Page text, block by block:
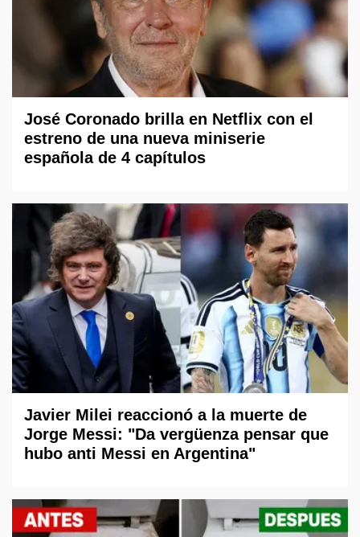
José Coronado brilla en Netflix con el
estreno de una nueva miniserie
española de 4 capítulos
Javier Milei reaccionó a la muerte de
Jorge Messi: "Da vergüenza pensar que
hubo anti Messi en Argentina"